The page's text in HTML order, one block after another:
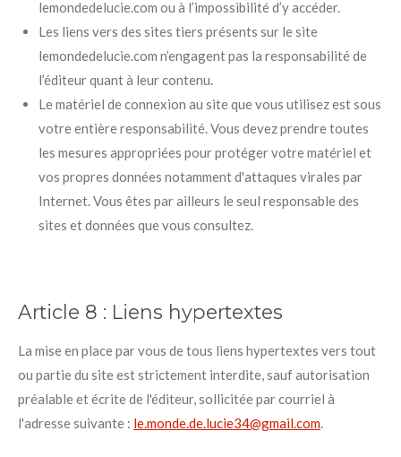
lemondedelucie.com ou à l’impossibilité d’y accéder.
Les liens vers des sites tiers présents sur le site
lemondedelucie.com n’engagent pas la responsabilité de
l’éditeur quant à leur contenu.
Le matériel de connexion au site que vous utilisez est sous
votre entière responsabilité. Vous devez prendre toutes
les mesures appropriées pour protéger votre matériel et
vos propres données notamment d'attaques virales par
Internet. Vous êtes par ailleurs le seul responsable des
sites et données que vous consultez.
Article 8 : Liens hypertextes
La mise en place par vous de tous liens hypertextes vers tout
ou partie du site est strictement interdite, sauf autorisation
préalable et écrite de l'éditeur, sollicitée par courriel à
l'adresse suivante : le.monde.de.lucie34@gmail.com.